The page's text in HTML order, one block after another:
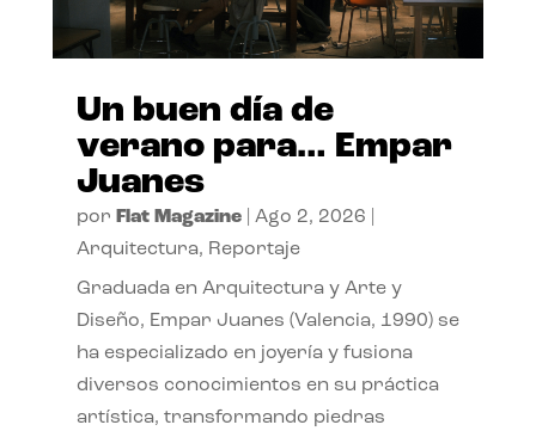
Un buen día de
verano para… Empar
Juanes
por Flat Magazine| Ago 2, 2026
Arquitectura, Reportaje
Graduada en Arquitectura y Arte y
Diseño, Empar Juanes (Valencia, 1990) se
ha especializado en joyería y fusiona
diversos conocimientos en su práctica
artística, transformando piedras